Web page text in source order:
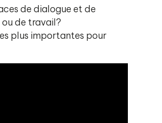
de dialogue et de
ou de travail?
plus importantes pour